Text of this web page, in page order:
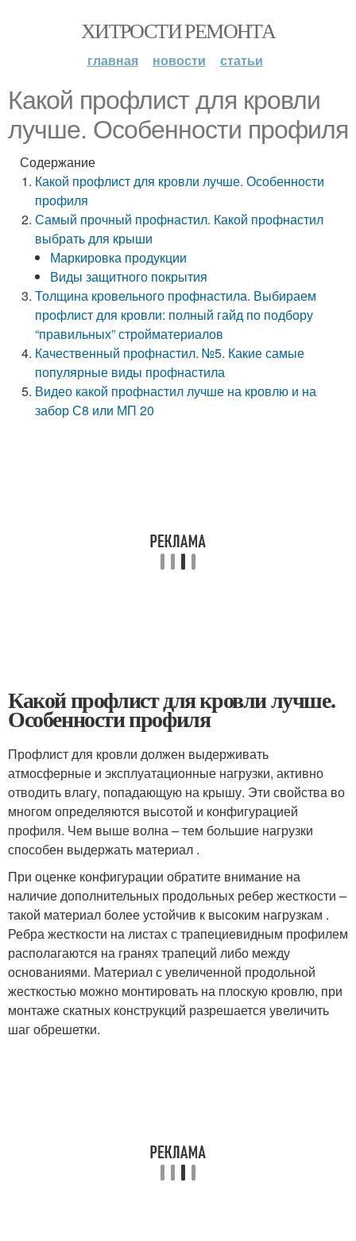
ХИТРОСТИ РЕМОНТА
главная новости статьи
Какой профлист для кровли
лучше. Особенности профиля
Содержание
Какой профлист для кровли лучше. Особенности
профиля
Самый прочный профнастил. Какой профнастил
выбрать для крыши
Маркировка продукции
Виды защитного покрытия
Толщина кровельного профнастила. Выбираем
профлист для кровли: полный гайд по подбору
“правильных” стройматериалов
Качественный профнастил. №5. Какие самые
популярные виды профнастила
Видео какой профнастил лучше на кровлю и на
забор С8 или МП 20
Какой профлист для кровли лучше.
Особенности профиля
Профлист для кровли должен выдерживать
атмосферные и эксплуатационные нагрузки, активно
отводить влагу, попадающую на крышу. Эти свойства во
многом определяются высотой и конфигурацией
профиля. Чем выше волна – тем большие нагрузки
способен выдержать материал .
При оценке конфигурации обратите внимание на
наличие дополнительных продольных ребер жесткости –
такой материал более устойчив к высоким нагрузкам .
Ребра жесткости на листах с трапециевидным профилем
располагаются на гранях трапеций либо между
основаниями. Материал с увеличенной продольной
жесткостью можно монтировать на плоскую кровлю, при
монтаже скатных конструкций разрешается увеличить
шаг обрешетки.